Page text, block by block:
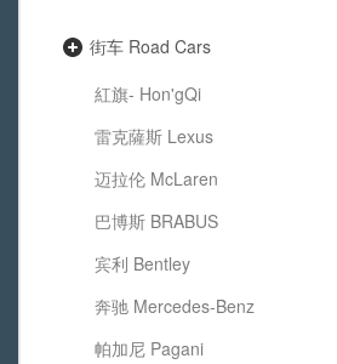
街车 Road Cars
紅旗- Hon'gQi
雷克薩斯 Lexus
迈拉伦 McLaren
巴博斯 BRABUS
宾利 Bentley
奔驰 Mercedes-Benz
帕加尼 Pagani